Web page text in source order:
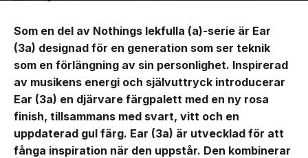
Som en del av Nothings lekfulla (a)-serie är Ear
(3a) designad för en generation som ser teknik
som en förlängning av sin personlighet. Inspirerad
av musikens energi och självuttryck introducerar
Ear (3a) en djärvare färgpalett med en ny rosa
finish, tillsammans med svart, vitt och en
uppdaterad gul färg. Ear (3a) är utvecklad för att
fånga inspiration när den uppstår. Den kombinerar